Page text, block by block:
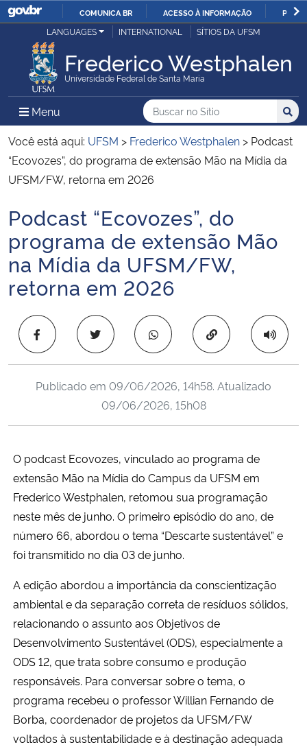
IR
O
COMUNICA BR ACESSO À INFORMAÇÃO
Ministério da Justiça e Segurança Pública
Ministério da Defesa
Ministério das Relações Exteriores
Ministério da Economia
Ministério da Infraestrutura
Ministério da Agricultura, Pecuária e Abastecimento
Ministério da Educação
Ministério da Cidadania
Ministério da Saúde
Ministério de Minas e Energia
Ministério da Ciência, Tecnologia, Inovações e Comunicações
Ministério do Meio Ambiente
Ministério do Turismo
Ministério do Desenvolvimento Regional
Ministério da Mulher, da Família e dos Direitos Humanos
Secretaria-Geral
Secretaria de Governo
Gabinete de Segurança Institucional
LANGUAGES INTERNATIONAL SÍTIOS DA UFSM
Frederico Westphalen
Universidade Federal de Santa Maria
Menu Menu Principal do Sítio
Busca
Buscar no no Sítio
Busca:
Você está aqui: UFSM > Frederico Westphalen > Podcast
“Ecovozes”, do programa de extensão Mão na Mídia da
UFSM/FW, retorna em 2026
Início do conteúdo
Podcast “Ecovozes”, do
programa de extensão Mão
na Mídia da UFSM/FW,
retorna em 2026
Copiar para área
Publicado em 09/06/2026, 14h58. Atualizado
09/06/2026, 15h08
O podcast Ecovozes, vinculado ao programa de
extensão Mão na Mídia do Campus da UFSM em
Frederico Westphalen, retomou sua programação
neste mês de junho. O primeiro episódio do ano, de
número 66, abordou o tema “Descarte sustentável” e
foi transmitido no dia 03 de junho.
A edição abordou a importância da conscientização
ambiental e da separação correta de resíduos sólidos,
relacionando o assunto aos Objetivos de
Desenvolvimento Sustentável (ODS), especialmente a
ODS 12, que trata sobre consumo e produção
responsáveis. Para conversar sobre o tema, o
programa recebeu o professor Willian Fernando de
Borba, coordenador de projetos da UFSM/FW
voltados à sustentabilidade e à destinação adequada